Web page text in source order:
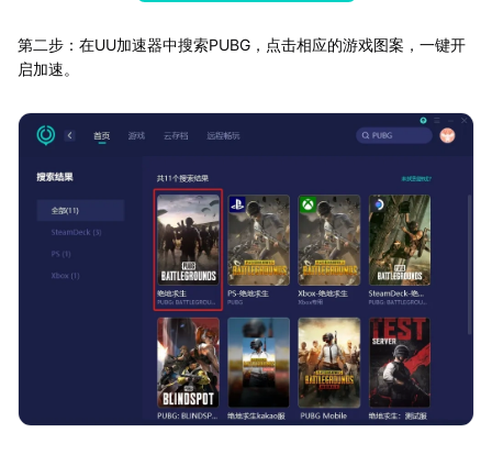
第二步：在UU加速器中搜索PUBG，点击相应的游戏图案，一键开
启加速。